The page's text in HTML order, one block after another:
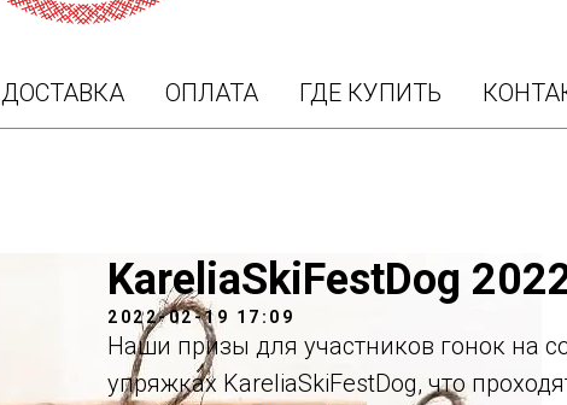
ДОСТАВКА ОПЛАТА ГДЕ КУПИТЬ
KareliaSkiFestDog
2022-02-19 17:09
Наши призы для участников гонок на
упряжках KareliaSkiFestDog, что